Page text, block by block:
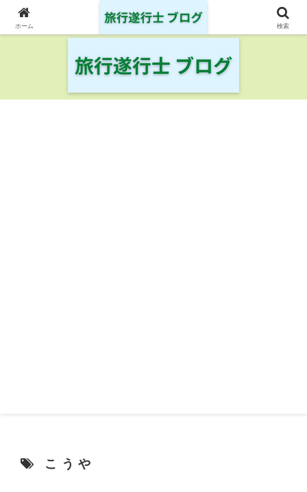
日本の鉄道・空港を制覇した旅行遂行士の旅の記録
こうや
ホーム 検索